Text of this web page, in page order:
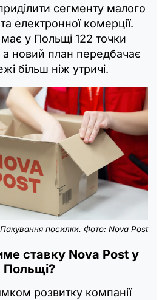
сегменту малого
електронної комерції.
у Польщі 122 точки
а новий план передбачає
більш ніж утричі.
Пакування посилки. Фото: Nova Post
ставку Nova Post у
Польщі?
розвитку компанії